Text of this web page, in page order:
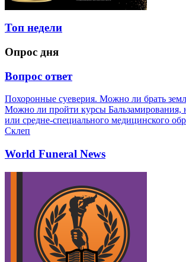
Топ недели
Опрос дня
Вопрос ответ
Похоронные суеверия. Можно ли брать
Можно ли пройти курсы Бальзамирования,
или средне-специального медицинского
Склеп
World Funeral News